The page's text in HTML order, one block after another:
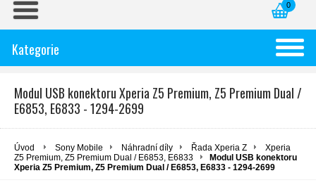
0
Kategorie
Modul USB konektoru Xperia Z5 Premium, Z5 Premium Dual /
E6853, E6833 - 1294-2699
Úvod Sony Mobile Náhradní díly Řada Xperia Z
Xperia
Z5 Premium, Z5 Premium Dual / E6853, E6833
Modul USB konektoru
Xperia Z5 Premium, Z5 Premium Dual / E6853, E6833 - 1294-2699